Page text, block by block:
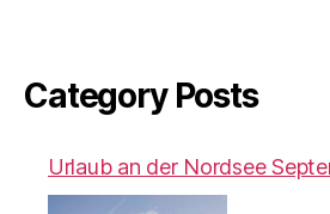
Category Posts
Urlaub an der Nordsee